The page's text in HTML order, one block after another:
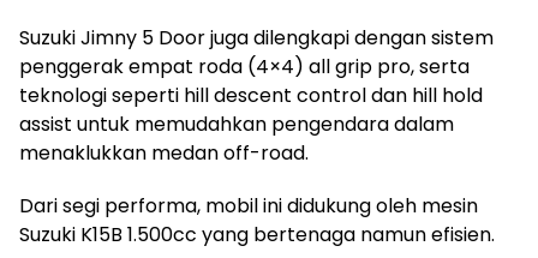
Suzuki Jimny 5 Door juga dilengkapi dengan sistem
penggerak empat roda (4×4) all grip pro, serta
teknologi seperti hill descent control dan hill hold
assist untuk memudahkan pengendara dalam
menaklukkan medan off-road.
Dari segi performa, mobil ini didukung oleh mesin
Suzuki K15B 1.500cc yang bertenaga namun efisien.